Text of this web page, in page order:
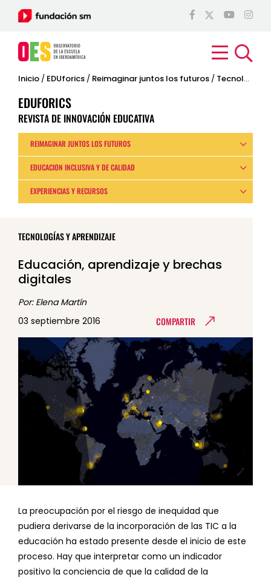
Inicio / EDUforics / Reimaginar juntos los futuros / Tecnologías y aprendizaje
EDUFORICS
REVISTA DE INNOVACIÓN EDUCATIVA
REIMAGINAR JUNTOS LOS FUTUROS
EDUCACIÓN INCLUSIVA Y DE CALIDAD
EXPERIENCIAS Y RECURSOS
TECNOLOGÍAS Y APRENDIZAJE
Educación, aprendizaje y brechas
digitales
Por: Elena Martín
03 septiembre 2016
COMPARTIR
La preocupación por el riesgo de inequidad que
pudiera derivarse de la incorporación de las TIC a la
educación ha estado presente desde el inicio de este
proceso. Hay que interpretar como un indicador
positivo la conciencia de que la calidad de la